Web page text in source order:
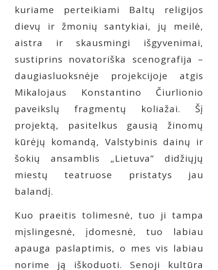
kuriame perteikiami Baltų religijos
dievų ir žmonių santykiai, jų meilė,
aistra ir skausmingi išgyvenimai,
sustiprins novatoriška scenografija –
daugiasluoksnėje projekcijoje atgis
Mikalojaus Konstantino Čiurlionio
paveikslų fragmentų koliažai. Šį
projektą, pasitelkus gausią žinomų
kūrėjų komandą, Valstybinis dainų ir
šokių ansamblis „Lietuva“ didžiųjų
miestų teatruose pristatys jau
balandį.
Kuo praeitis tolimesnė, tuo ji tampa
mįslingesnė, įdomesnė, tuo labiau
apauga paslaptimis, o mes vis labiau
norime ją iškoduoti. Senoji kultūra